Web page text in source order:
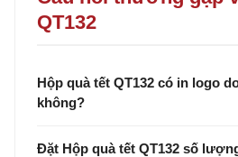
QT132
Hộp quà tết QT132 có in logo
không?
Đặt Hộp quà tết QT132 số